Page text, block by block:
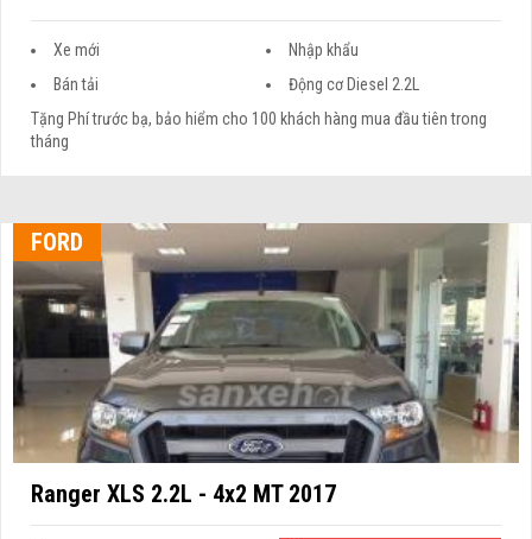
Xe mới
Nhập khẩu
Bán tải
Động cơ Diesel 2.2L
Tặng Phí trước bạ, bảo hiểm cho 100 khách hàng mua đầu tiên trong
tháng
FORD
Ranger XLS 2.2L - 4x2 MT 2017